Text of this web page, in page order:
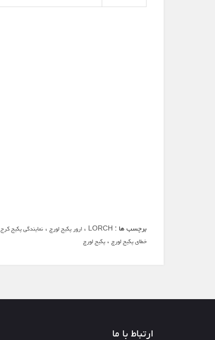
برچسب ها : LORCH ،ارور پکیج لورچ ،نمایندگی پکیج کرج
خطای پکیج لورچ ،پکیج لورچ
ارتباط با ما